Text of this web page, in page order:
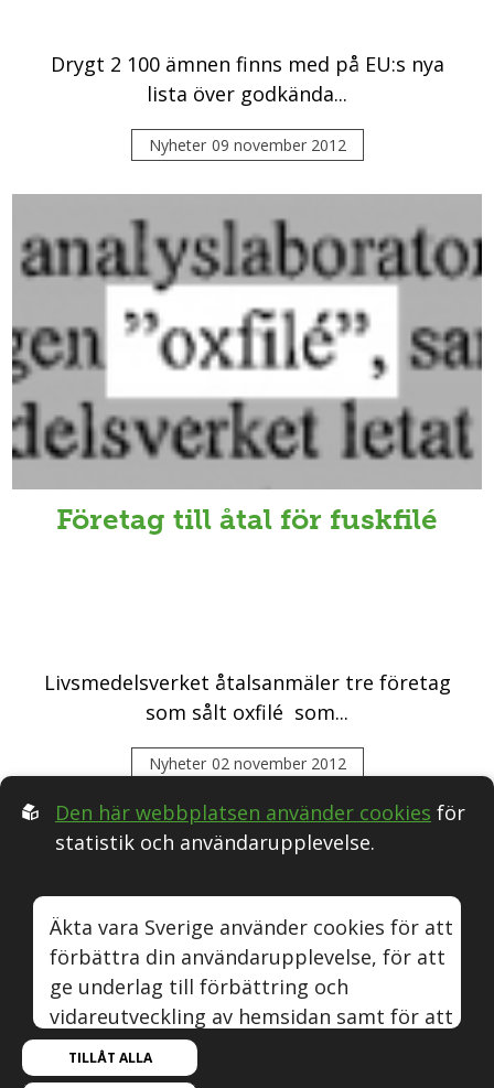
Drygt 2 100 ämnen finns med på EU:s nya
lista över godkända...
Nyheter 09 november 2012
Företag till åtal för fuskfilé
Livsmedelsverket åtalsanmäler tre företag
som sålt oxfilé som...
Nyheter 02 november 2012
Följ oss i Sociala medier:
Äkta varaNaturvinInstagramYoutube
© Äkta vara Sverige.
Om webbplatsen, cookies och GDPR.
Den här webbplatsen använder cookies för
statistik och användarupplevelse.
Äkta vara Sverige använder cookies för att
förbättra din användarupplevelse, för att
ge underlag till förbättring och
vidareutveckling av hemsidan samt för att
kunna rikta mer relevanta erbjudanden till
dig.
TILLÅT ALLA